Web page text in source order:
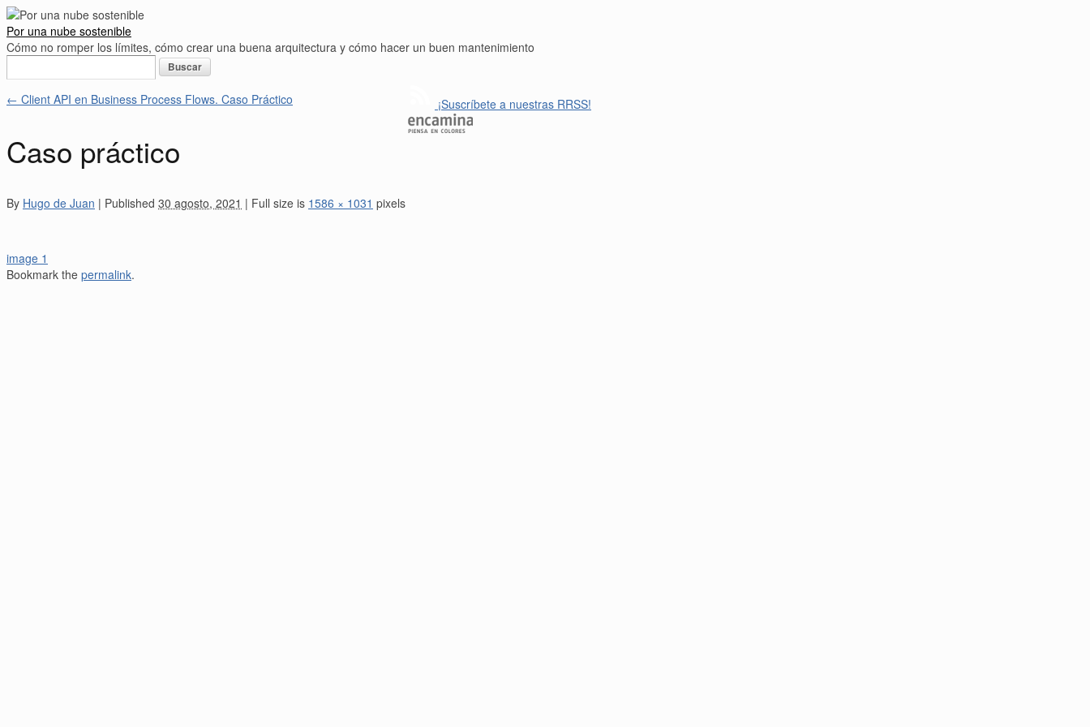
Por una nube sostenible
Cómo no romper los límites, cómo crear una buena arquitectura y cómo hacer un buen mantenimiento
← Client API en Business Process Flows. Caso Práctico
Caso práctico
By Hugo de Juan | Published 30 agosto, 2021 | Full size is 1586 × 1031 pixels
image 1
Bookmark the permalink.
¡Suscríbete a nuestras RRSS!